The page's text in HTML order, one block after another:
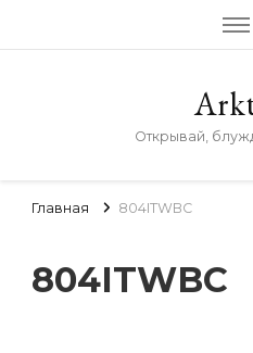
Открывай,
Главная 804ITWBC
804ITWBC